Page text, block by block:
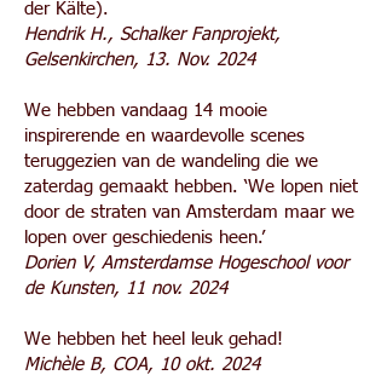
der Kälte).
Hendrik H., Schalker Fanprojekt,
Gelsenkirchen, 13. Nov. 2024
We hebben vandaag 14 mooie
inspirerende en waardevolle scenes
teruggezien van de wandeling die we
zaterdag gemaakt hebben. ‘We lopen niet
door de straten van Amsterdam maar we
lopen over geschiedenis heen.’
Dorien V, Amsterdamse Hogeschool voor
de Kunsten, 11 nov. 2024
We hebben het heel leuk gehad!
Michèle B, COA, 10 okt. 2024